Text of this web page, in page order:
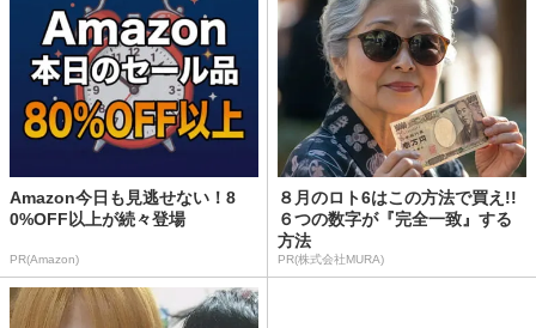
Amazon今日も見逃せない！8
0%OFF以上が続々登場
PR(Amazon)
８月のロト6はこの方法で買え!!
６つの数字が『完全一致』する
方法
PR(株式会社MURA)